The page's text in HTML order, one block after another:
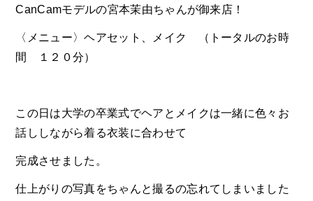
CanCamモデルの宮本茉由ちゃんが御来店！
〈メニュー〉ヘアセット、メイク （トータルのお時
間 １２０分）
この日は大学の卒業式でヘアとメイクは一緒に色々お
話ししながら着る衣装に合わせて
完成させました。
仕上がりの写真をちゃんと撮るの忘れてしまいました